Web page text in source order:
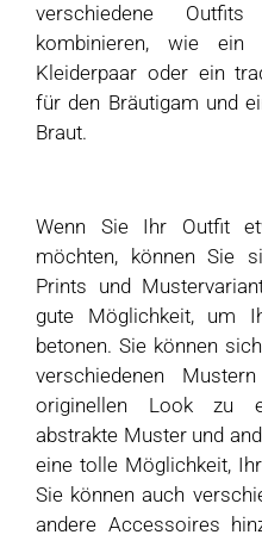
verschiedene
kombinieren, wie ein
Kleiderpaar oder ein
für den Bräutigam und
Braut.
Wenn Sie Ihr Outfit
möchten, können Sie
Prints und
gute Möglichkeit, um
betonen. Sie können
verschiedenen
originellen Look zu
abstrakte Muster und
eine tolle Möglichkeit,
Sie können auch
andere Accessoires